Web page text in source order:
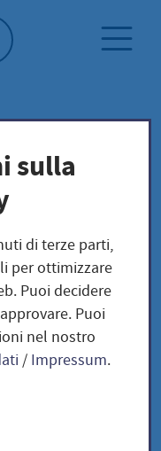
dei semi
lycopersicum
-
sulla
di terze parti,
per ottimizzare
Puoi decidere
Puoi
nel nostro
/ Impressum.